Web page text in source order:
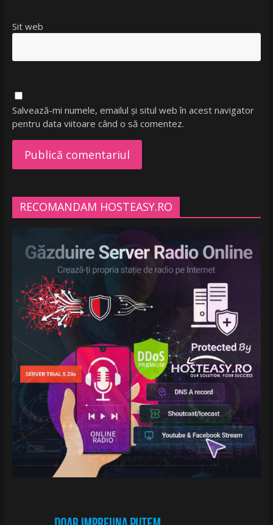
Sit web
Salvează-mi numele, emailul și situl web în acest navigator
pentru data viitoare când o să comentez.
RECOMANDAM HOSTEASY.RO